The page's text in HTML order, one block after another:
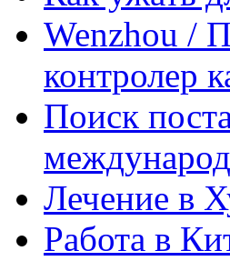
Wenzhou /
контролер
Поиск
Лечение в
Работа в